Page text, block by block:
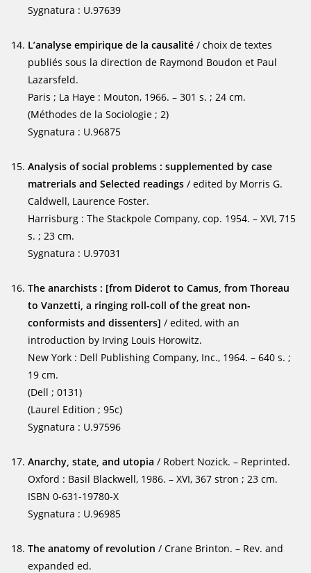
Sygnatura : U.97639
L’analyse empirique de la causalité / choix de textes
publiés sous la direction de Raymond Boudon et Paul
Lazarsfeld.
Paris ; La Haye : Mouton, 1966. – 301 s. ; 24 cm.
(Méthodes de la Sociologie ; 2)
Sygnatura : U.96875
Analysis of social problems : supplemented by case
matrerials and Selected readings / edited by Morris G.
Caldwell, Laurence Foster.
Harrisburg : The Stackpole Company, cop. 1954. – XVI, 715
s. ; 23 cm.
Sygnatura : U.97031
The anarchists : [from Diderot to Camus, from Thoreau
to Vanzetti, a ringing roll-coll of the great non-
conformists and dissenters] / edited, with an
introduction by Irving Louis Horowitz.
New York : Dell Publishing Company, Inc., 1964. – 640 s. ;
19 cm.
(Dell ; 0131)
(Laurel Edition ; 95c)
Sygnatura : U.97596
Anarchy, state, and utopia / Robert Nozick. – Reprinted.
Oxford : Basil Blackwell, 1986. – XVI, 367 stron ; 23 cm.
ISBN 0-631-19780-X
Sygnatura : U.96985
The anatomy of revolution / Crane Brinton. – Rev. and
expanded ed.